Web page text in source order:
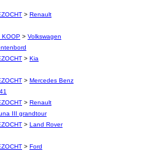
> Renault
KOOP > Volkswagen
> Kia
> Mercedes Benz
> Renault
III grandtour
> Land Rover
> Ford